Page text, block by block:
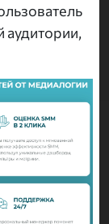
аудитории,